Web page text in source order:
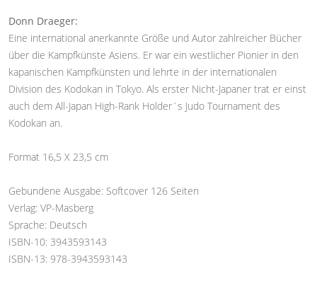
Donn Draeger:
Eine international anerkannte Größe und Autor zahlreicher Bücher
über die Kampfkünste Asiens. Er war ein westlicher Pionier in den
kapanischen Kampfkünsten und lehrte in der internationalen
Division des Kodokan in Tokyo. Als erster Nicht-Japaner trat er einst
auch dem All-Japan High-Rank Holder´s Judo Tournament des
Kodokan an.
Format 16,5 X 23,5 cm
Gebundene Ausgabe: Softcover 126 Seiten
Verlag: VP-Masberg
Sprache: Deutsch
ISBN-10: 3943593143
ISBN-13: 978-3943593143